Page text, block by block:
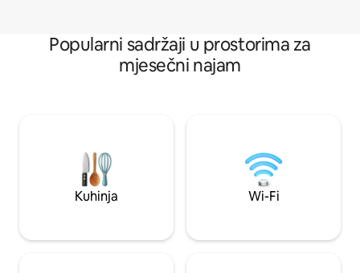
Popularni sadržaji u prostorima za
mjesečni najam
Kuhinja Wi-Fi